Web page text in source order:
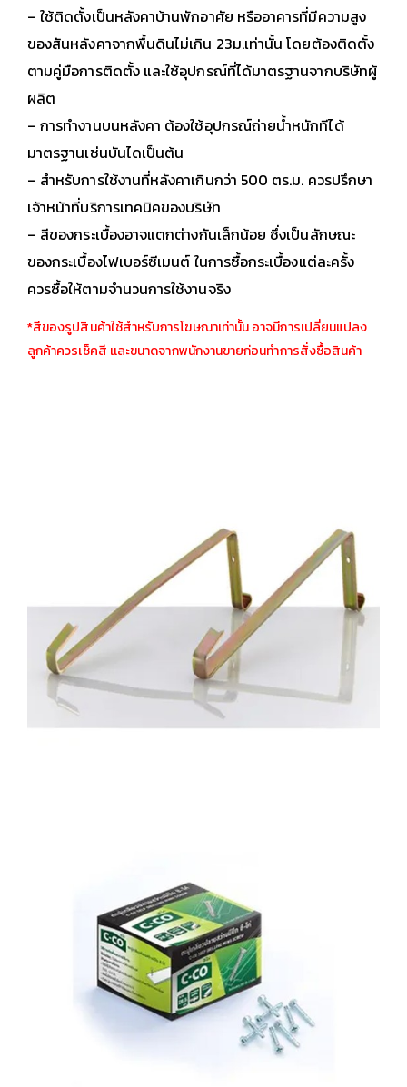
– ใช้ติดตั้งเป็นหลังคาบ้านพักอาศัย หรืออาคารที่มีความสูง
ของสันหลังคาจากพื้นดินไม่เกิน 23ม.เท่านั้น โดยต้องติดตั้ง
ตามคู่มือการติดตั้ง และใช้อุปกรณ์ที่ได้มาตรฐานจากบริษัทผู้
ผลิต
– การทำงานบนหลังคา ต้องใช้อุปกรณ์ถ่ายน้ำหนักทีได้
มาตรฐานเช่นบันไดเป็นต้น
– สำหรับการใช้งานที่หลังคาเกินกว่า 500 ตร.ม. ควรปรึกษา
เจ้าหน้าที่บริการเทคนิคของบริษัท
– สีของกระเบื้องอาจแตกต่างกันเล็กน้อย ซึ่งเป็นลักษณะ
ของกระเบื้องไฟเบอร์ซีเมนต์ ในการซื้อกระเบื้องแต่ละครั้ง
ควรซื้อให้ตามจำนวนการใช้งานจริง
*สีของรูปสินค้าใช้สำหรับการโฆษณาเท่านั้น อาจมีการเปลี่ยนแปลง
ลูกค้าควรเช็คสี เเละขนาดจากพนักงานขายก่อนทำการสั่งซื้อสินค้า